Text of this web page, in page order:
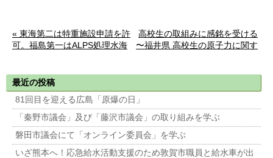
« 東海第二は特重施設申請を許
可。福島第一はALPS処理水海
高校生の取組みに感銘を受ける
〜福井県 高校生の原子力に関す
最近の投稿
81回目を迎える広島「原爆の日」
「秦野市議会」及び「藤沢市議会」の取り組みを学ぶ
磐田市議会にて「オンライン委員会」を学ぶ
いざ熊本へ！応急給水活動支援のため敦賀市職員と給水車が出